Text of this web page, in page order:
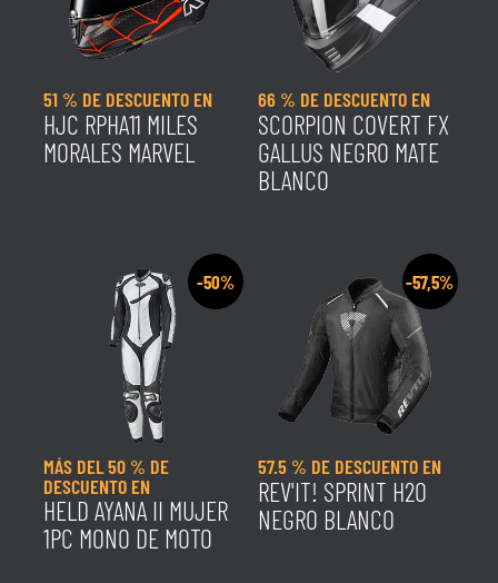
51 % DE DESCUENTO EN
HJC RPHA11 MILES
MORALES MARVEL
66 % DE DESCUENTO EN
SCORPION COVERT FX
GALLUS NEGRO MATE
BLANCO
-50%
MÁS DEL 50 % DE
DESCUENTO EN
HELD AYANA II MUJER
1PC MONO DE MOTO
-57,5%
57.5 % DE DESCUENTO EN
REV'IT! SPRINT H2O
NEGRO BLANCO